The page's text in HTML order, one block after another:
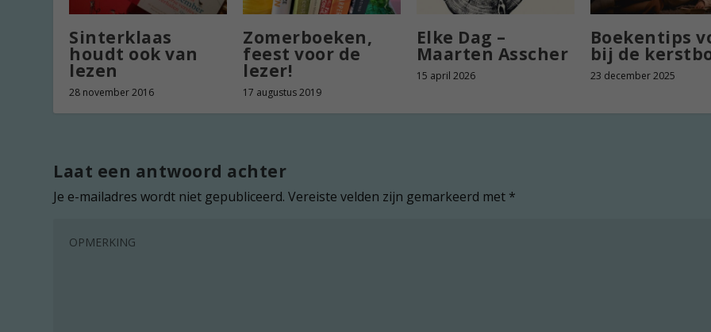
Sinterklaas
houdt ook van
lezen
28 november 2016
Zomerboeken,
feest voor de
lezer!
17 augustus 2019
Elke Dag –
Maarten Asscher
15 april 2026
Boekentips
bij de
23 december 2025
Laat een antwoord achter
Je e-mailadres wordt niet gepubliceerd. Vereiste velden zijn gemarkeerd met *